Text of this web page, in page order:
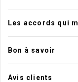
Les accords qui
Bon à savoir
Avis clients